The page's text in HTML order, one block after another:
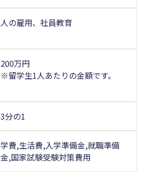
人の雇用、社員教育
200万円
※留学生1人あたりの金額です。
3分の1
学費,生活費,入学準備金,就職準備
金,国家試験受験対策費用